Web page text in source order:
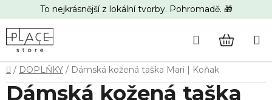
na
obsah
To nejkrásnější z lokální tvorby. Pohromadě. 🎁
Hledat
Domů
/ DOPLŇKY / Dámská kožená taška Mari | Koňak
Dámská kožená taška